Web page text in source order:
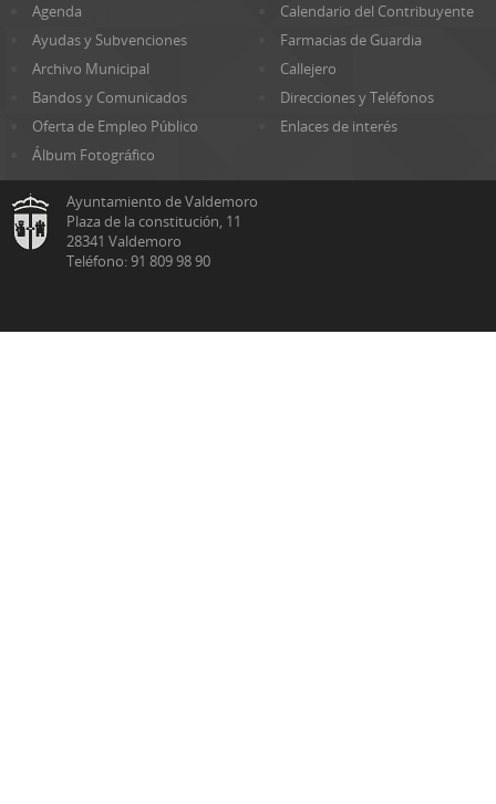
Agenda
Calendario del Contribuyente
Ayudas y Subvenciones
Farmacias de Guardia
Archivo Municipal
Callejero
Bandos y Comunicados
Direcciones y Teléfonos
Oferta de Empleo Público
Enlaces de interés
Álbum Fotográfico
Ayuntamiento de Valdemoro
Plaza de la constitución, 11
28341 Valdemoro
Teléfono: 91 809 98 90